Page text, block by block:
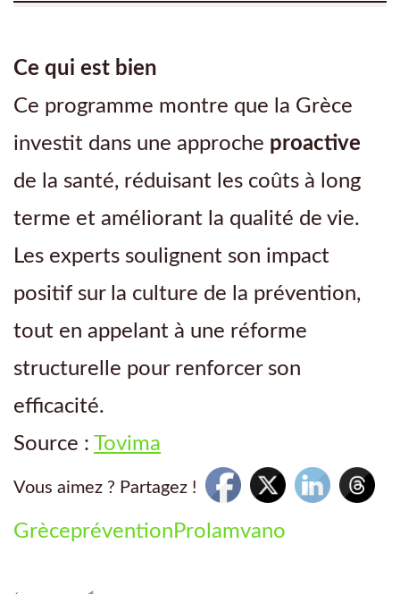
Ce qui est bien
Ce programme montre que la Grèce
investit dans une approche proactive
de la santé, réduisant les coûts à long
terme et améliorant la qualité de vie.
Les experts soulignent son impact
positif sur la culture de la prévention,
tout en appelant à une réforme
structurelle pour renforcer son
efficacité.
Source : Tovima
Vous aimez ? Partagez !
Grèceprévention Prolamvano